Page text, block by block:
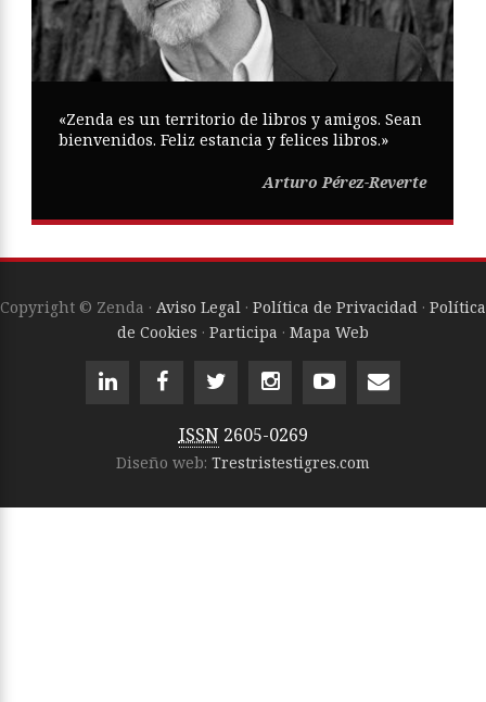
«Zenda es un territorio de libros y amigos. Sean
bienvenidos. Feliz estancia y felices libros.»
Arturo Pérez-Reverte
Copyright © Zenda · Aviso Legal · Política de Privacidad · Política
de Cookies · Participa · Mapa Web
ISSN 2605-0269
Diseño web: Trestristestigres.com